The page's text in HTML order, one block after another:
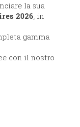
la sua
2026, in
gamma
con il nostro